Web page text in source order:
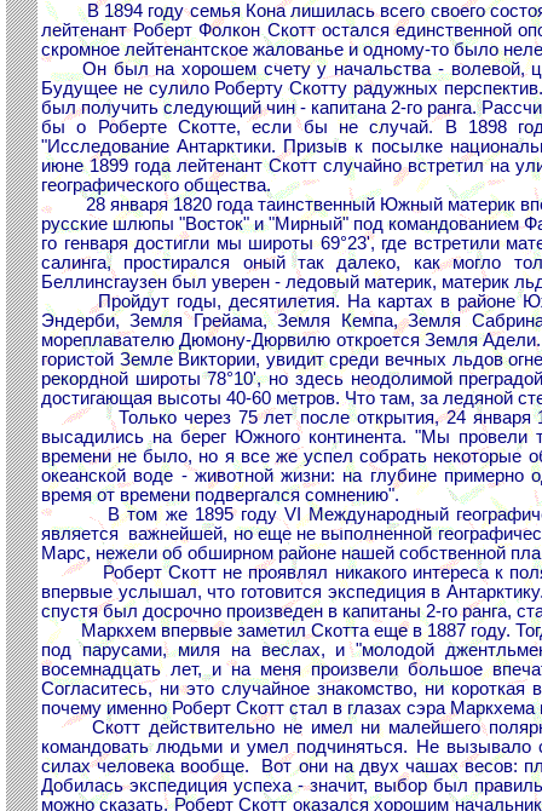
В 1894 году семья Кона лишилась всего своего
лейтенант Роберт Фолкон Скотт остался единственной
скромное лейтенантское жалованье и одному-то было
Он был на хорошем счету у начальства - волевой,
Будущее не сулило Роберту Скотту радужных
был получить следующий чин - капитана 2-го ранга.
бы о Роберте Скотте, если бы не случай. В 1898
"Исследование Антарктики. Призыв к посылке
июне 1899 года лейтенант Скотт случайно встретил на
географического общества.
28 января 1820 года таинственный Южный материк
русские шлюпы "Восток" и "Мирный" под командованием
го генваря достигли мы широты 69°23', где встретили
салинга, простирался оный так далеко, как могло
Беллинсгаузен был уверен - ледовый материк, материк
Пройдут годы, десятилетия. На картах в районе
Эндерби, Земля Грейама, Земля Кемпа, Земля
мореплавателю Дюмону-Дюрвилю откроется Земля
гористой Земле Виктории, увидит среди вечных льдов
рекордной широты 78°10', но здесь неодолимой
достигающая высоты 40-60 метров. Что там, за ледяной
Только через 75 лет после открытия, 24 января
высадились на берег Южного континента. "Мы провели
времени не было, но я все же успел собрать некоторые
океанской воде - животной жизни: на глубине
время от времени подвергался сомнению".
В том же 1895 году VI Международный
является важнейшей, но еще не выполненной
Марс, нежели об обширном районе нашей собственной
Роберт Скотт не проявлял никакого интереса к
впервые услышал, что готовится экспедиция в
спустя был досрочно произведен в капитаны 2-го ранга,
Маркхем впервые заметил Скотта еще в 1887 году.
под парусами, миля на веслах, и "молодой
восемнадцать лет, и на меня произвели большое
Согласитесь, ни это случайное знакомство, ни
почему именно Роберт Скотт стал в глазах сэра
Скотт действительно не имел ни малейшего
командовать людьми и умел подчиняться. Не вызывало
силах человека вообще. Вот они на двух чашах весов:
Добилась экспедиция успеха - значит, выбор был
можно сказать, Роберт Скотт оказался хорошим